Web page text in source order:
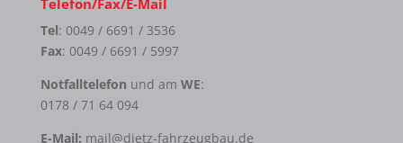
Tel: 0049 / 6691 / 3536
Fax: 0049 / 6691 / 5997
Notfalltelefon und am WE:
0178 / 71 64 094
E-Mail: mail@dietz-fahrzeugbau.de